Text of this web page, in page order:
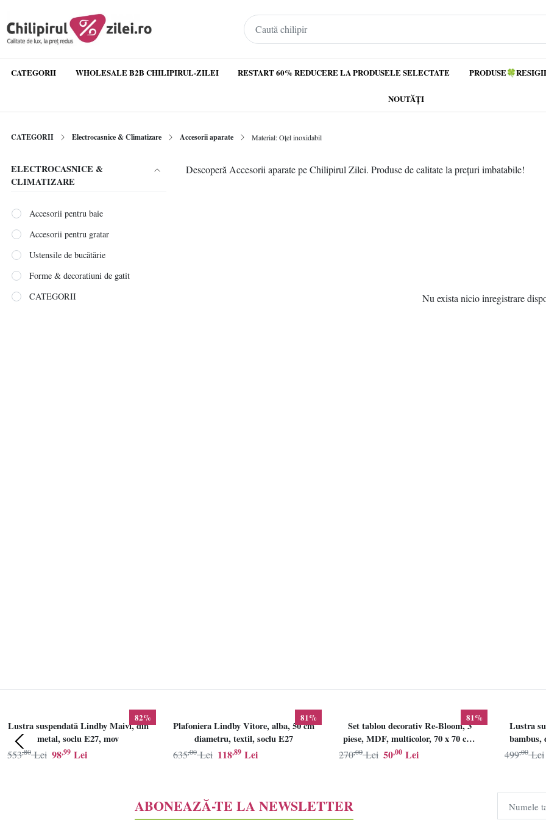
CATEGORII WHOLESALE B2B CHILIPIRUL-ZILEI RESTART 60% REDUCERE LA PRODUSELE SELECTATE
NOUTĂȚI
CATEGORII Electrocasnice & Climatizare Accesorii aparate Material: Oțel inoxidabil
ELECTROCASNICE &
CLIMATIZARE
Accesorii pentru baie
Accesorii pentru gratar
Ustensile de bucătărie
Forme & decoratiuni de gatit
CATEGORII
Descoperă Accesorii aparate pe Chilipirul Zilei. Produse de calitate la prețuri imbatabile!
Nu exista nicio inregistrare
82%
Lustra suspendată Lindby Maivi, din
metal, soclu E27, mov
98,99 Lei
553,80 Lei
81%
Plafoniera Lindby Vitore, alba, 50 cm
diametru, textil, soclu E27
118,89 Lei
635,00 Lei
81%
Set tablou decorativ Re-Bloom, 3
piese, MDF, multicolor, 70 x 70 cm,
Resigilat, Grad B
50,00 Lei
270,00 Lei
Lustra
bambus,
499,00 Lei
ABONEAZĂ-TE LA NEWSLETTER Numele